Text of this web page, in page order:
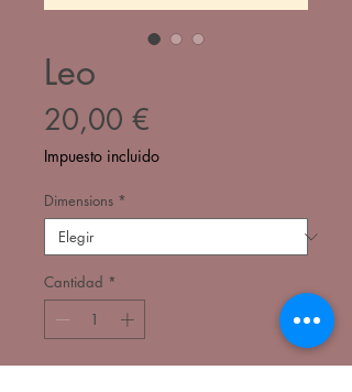
Leo
20,00 €
Impuesto incluido
Dimensions *
Cantidad *